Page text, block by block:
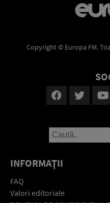
Copyright © Europa FM.
INFORMAŢII
FAQ
Valori editoriale